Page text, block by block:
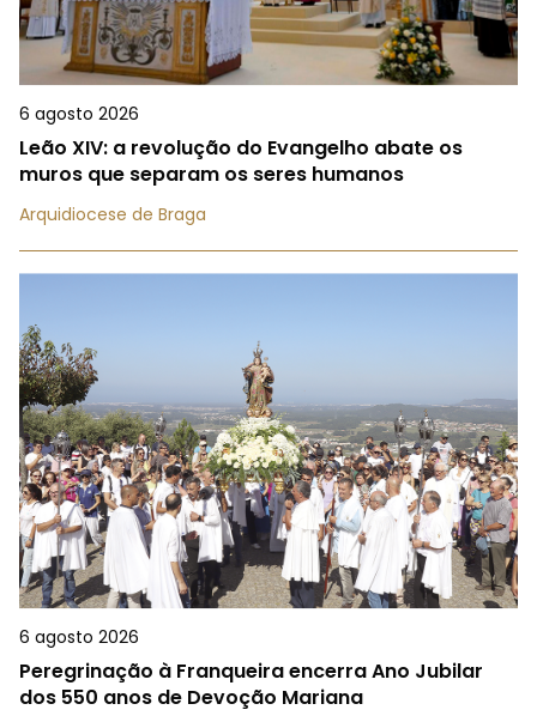
6 agosto 2026
Leão XIV: a revolução do Evangelho abate os
muros que separam os seres humanos
Arquidiocese de Braga
6 agosto 2026
Peregrinação à Franqueira encerra Ano Jubilar
dos 550 anos de Devoção Mariana